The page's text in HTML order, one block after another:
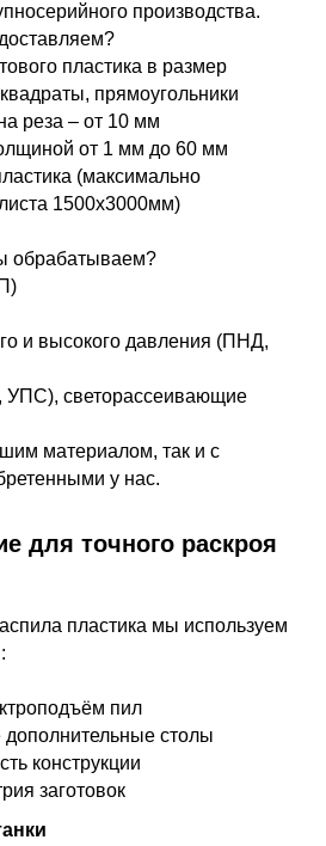
производства.
пластика в размер
прямоугольники
реза – от 10 мм
от 1 мм до 60 мм
(максимально
1500х3000мм)
обрабатываем?
и высокого давления (ПНД,
УПС), светорассеивающие
материалом, так и с
у нас.
для точного раскроя
пластика мы используем
пил
столы
конструкции
заготовок